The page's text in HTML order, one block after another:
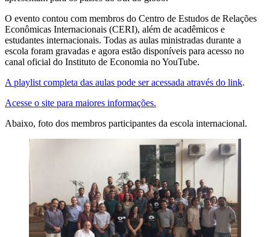
O evento contou com membros do Centro de Estudos de Relações
Econômicas Internacionais (CERI), além de acadêmicos e
estudantes internacionais. Todas as aulas ministradas durante a
escola foram gravadas e agora estão disponíveis para acesso no
canal oficial do Instituto de Economia no YouTube.
A playlist completa das aulas pode ser acessada através do link.
Acesse o site para maiores informações.
Abaixo, foto dos membros participantes da escola internacional.